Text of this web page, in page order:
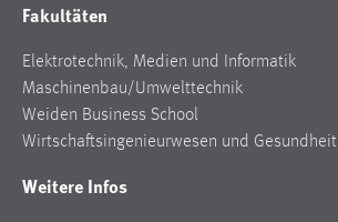
Fakultäten
Elektrotechnik, Medien und Informatik
Maschinenbau/Umwelttechnik
Weiden Business School
Wirtschaftsingenieurwesen und Gesundheit
Weitere Infos